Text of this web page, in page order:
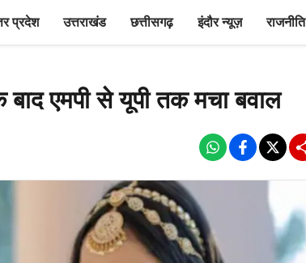
प्रदेश उत्तराखंड छत्तीसगढ़ इंदौर न्यूज़ राजनीति
बाद एमपी से यूपी तक मचा बवाल